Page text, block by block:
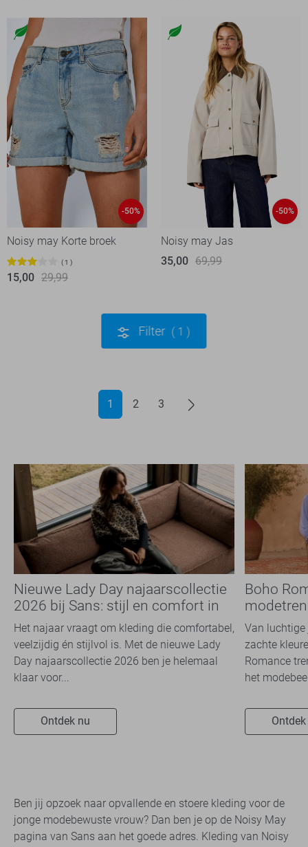
-50%
Noisy may Korte broek
1
15,00 29,99
-50%
Noisy may Jas
35,00 69,99
Filter 1
1 2 3
Nieuwe Lady Day najaarscollectie
2026 bij Sans: stijl en comfort in
travelkwaliteit
Het najaar vraagt om kleding die comfortabel,
veelzijdig én stijlvol is. Met de nieuwe Lady
Day najaarscollectie 2026 ben je helemaal
klaar voor...
Ontdek nu
Boho
overal
Van luchtige
zachte
Romance
het
Ben jij opzoek naar opvallende en stoere kleding voor de
jonge modebewuste vrouw? Dan ben je op de Noisy May
pagina van Sans aan het goede adres. Kleding van Noisy